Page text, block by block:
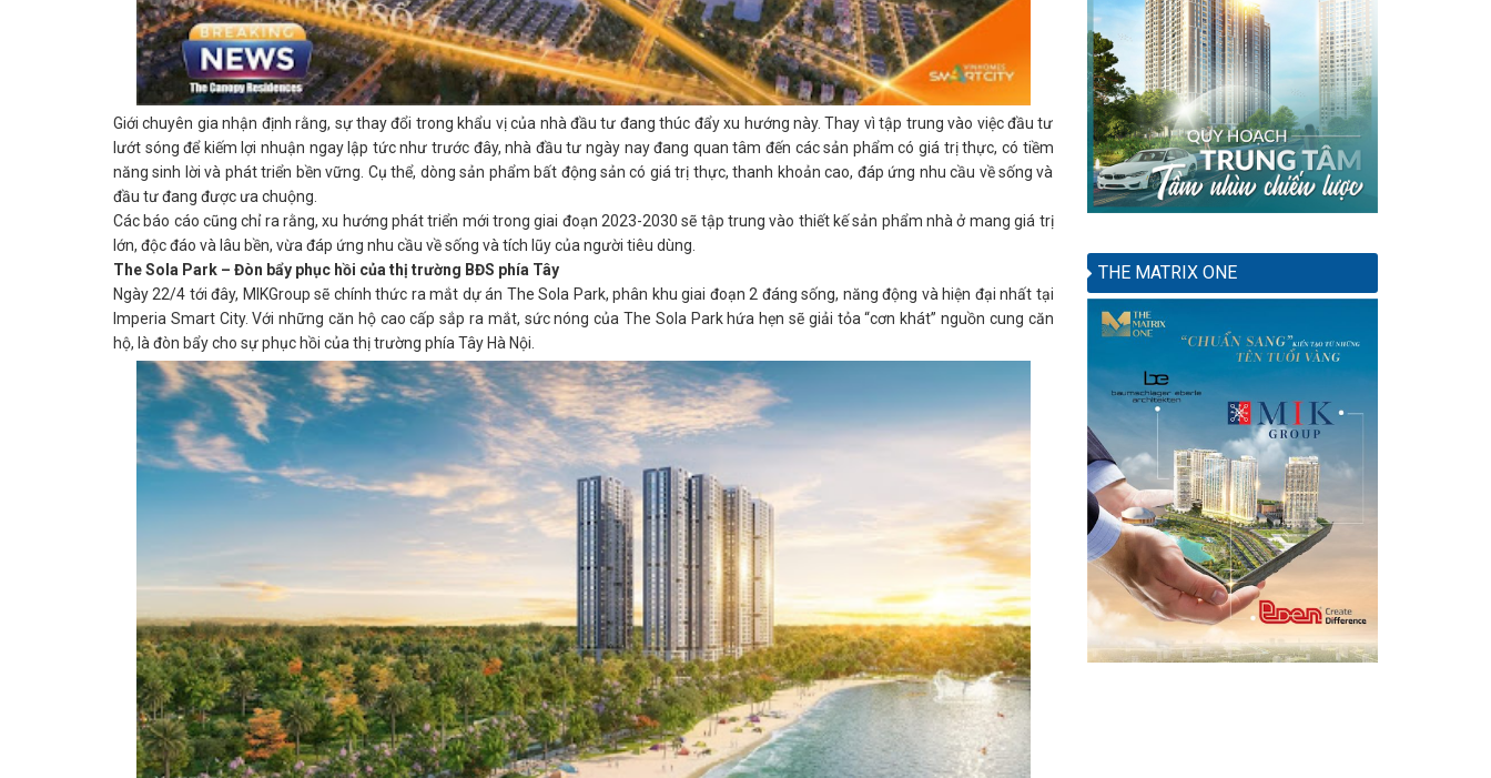
Giới chuyên gia nhận định rằng, sự thay đổi trong khẩu vị của nhà đầu tư đang thúc đẩy xu hướng này. Thay vì tập trung vào việc đầu tư
lướt sóng để kiếm lợi nhuận ngay lập tức như trước đây, nhà đầu tư ngày nay đang quan tâm đến các sản phẩm có giá trị thực, có tiềm
năng sinh lời và phát triển bền vững. Cụ thể, dòng sản phẩm bất động sản có giá trị thực, thanh khoản cao, đáp ứng nhu cầu về sống và
đầu tư đang được ưa chuộng.
Các báo cáo cũng chỉ ra rằng, xu hướng phát triển mới trong giai đoạn 2023-2030 sẽ tập trung vào thiết kế sản phẩm nhà ở mang giá trị
lớn, độc đáo và lâu bền, vừa đáp ứng nhu cầu về sống và tích lũy của người tiêu dùng.
The Sola Park – Đòn bẩy phục hồi của thị trường BĐS phía Tây
Ngày 22/4 tới đây, MIKGroup sẽ chính thức ra mắt dự án The Sola Park, phân khu giai đoạn 2 đáng sống, năng động và hiện đại nhất tại
Imperia Smart City. Với những căn hộ cao cấp sắp ra mắt, sức nóng của The Sola Park hứa hẹn sẽ giải tỏa “cơn khát” nguồn cung căn
hộ, là đòn bẩy cho sự phục hồi của thị trường phía Tây Hà Nội.
THE MATRIX ONE